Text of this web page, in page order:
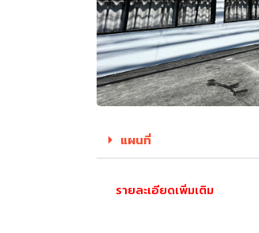
แผนที่
รายละเอียดเพิ่มเติม